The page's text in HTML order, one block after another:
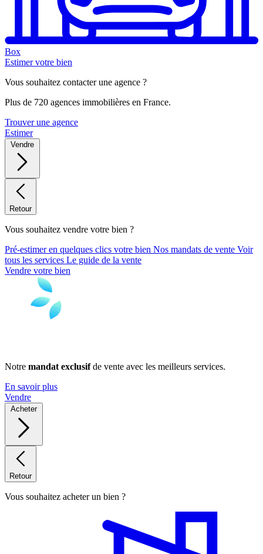
Box
Estimer votre bien
Vous souhaitez contacter une agence ?
Plus de 720 agences immobilières en France.
Trouver une agence
Estimer
Vendre
Retour
Vous souhaitez vendre votre bien ?
Pré-estimer en quelques clics votre bien Nos mandats de vente Voir
tous les services Le guide de la vente
Vendre votre bien
Notre mandat exclusifde vente avec les meilleurs services.
En savoir plus
Vendre
Acheter
Retour
Vous souhaitez acheter un bien ?